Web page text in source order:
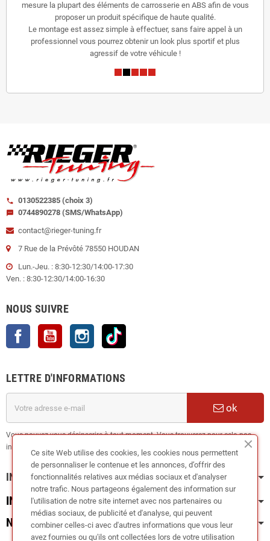
mesure la plupart des éléments de carrosserie en ABS afin de vous
proposer un produit spécifique de haute qualité.
Le montage est assez simple à effectuer, sans faire appel à un
professionnel vous pourrez obtenir un look plus sportif et plus
agressif de votre véhicule !
call 0130522385 (choix 3)
sms
0744890278 (SMS/WhatsApp)
contact@rieger-tuning.fr
7 Rue de la Prévôté 78550 HOUDAN
Lun.-Jeu. : 8:30-12:30/14:00-17:30
Ven. : 8:30-12:30/14:00-16:30
NOUS SUIVRE
Facebook YouTube Instagram
LETTRE D'INFORMATIONS
ok
Vous pouvez vous désinscrire à tout moment. Vous trouverez pour cela nos
informations de contact dans les conditions d'utilisation du site.
INFORMATION
INFOS PRATIQUES
NOS CATÉGORIES
Ce site Web utilise des cookies, les cookies nous permettent
de personnaliser le contenue et les annonces, d’offrir des
fonctionnalités relatives aux médias sociaux et d'analyser
notre trafic. Nous partageons également des information sur
l'utilisation de notre site internet avec nos partenaires ou
médias sociaux, de publicité et d'analyse, qui peuvent
combiner celles-ci avec d'autres informations que vous leur
avez fournies ou qu'ils ont collectées lors de votre utilisation